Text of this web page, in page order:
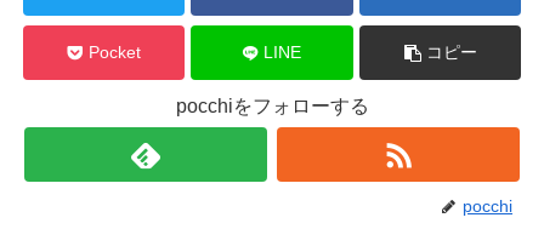
Pocket LINE コピー
pocchiをフォローする
pocchi